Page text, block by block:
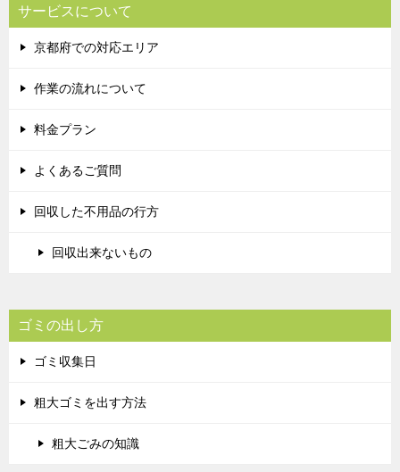
サービスについて
京都府での対応エリア
作業の流れについて
料金プラン
よくあるご質問
回収した不用品の行方
回収出来ないもの
ゴミの出し方
ゴミ収集日
粗大ゴミを出す方法
粗大ごみの知識